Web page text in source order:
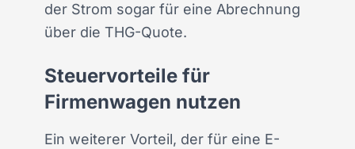
der Strom sogar für eine Abrechnung
über die THG-Quote.
Steuervorteile für
Firmenwagen nutzen
Ein weiterer Vorteil, der für eine E-